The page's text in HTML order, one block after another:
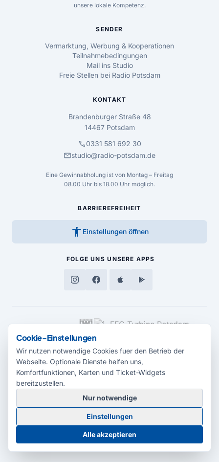
unsere lokale Kompetenz.
SENDER
Vermarktung, Werbung & Kooperationen
Teilnahmebedingungen
Mail ins Studio
Freie Stellen bei Radio Potsdam
KONTAKT
Brandenburger Straße 48
14467 Potsdam
call0331 581 692 30
mailstudio@radio-potsdam.de
Eine Gewinnabholung ist von Montag – Freitag
08.00 Uhr bis 18.00 Uhr möglich.
BARRIEREFREIHEIT
accessibility_new Einstellungen öffnen
FOLGE UNS UNSERE APPS
MEDIENPARTNER
© 2026 Radio Potsdam. Webseite entwickelt durch dieMedienagentur
Babelsberg
BarrierefreiheitserklärungAGBDatenschutzImpressum
Cookie-Einstellungen
Cookie-Einstellungen
Wir nutzen notwendige Cookies fuer den Betrieb der
Webseite. Optionale Dienste helfen uns,
Komfortfunktionen, Karten und Ticket-Widgets
bereitzustellen.
Nur notwendige
Einstellungen
Alle akzeptieren